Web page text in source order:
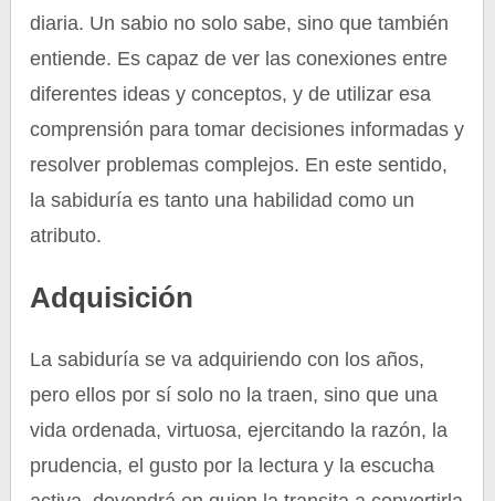
diaria. Un sabio no solo sabe, sino que también
entiende. Es capaz de ver las conexiones entre
diferentes ideas y conceptos, y de utilizar esa
comprensión para tomar decisiones informadas y
resolver problemas complejos. En este sentido,
la sabiduría es tanto una habilidad como un
atributo.
Adquisición
La sabiduría se va adquiriendo con los años,
pero ellos por sí solo no la traen, sino que una
vida ordenada, virtuosa, ejercitando la razón, la
prudencia, el gusto por la lectura y la escucha